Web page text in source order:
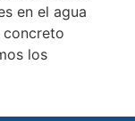
en el agua
los